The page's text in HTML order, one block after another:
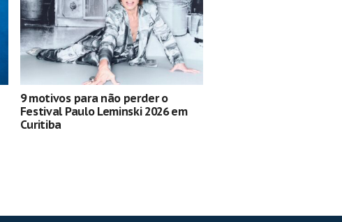
9 motivos para não perder o
Festival Paulo Leminski 2026 em
Curitiba